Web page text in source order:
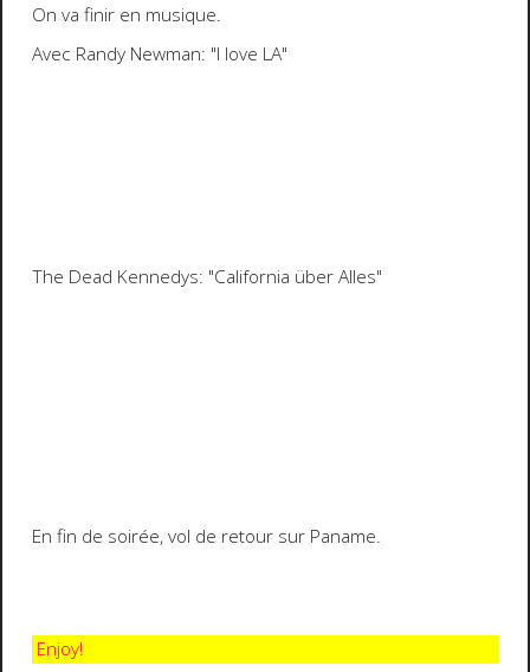
On va finir en musique.
Avec Randy Newman: "I love LA"
The Dead Kennedys: "California über Alles"
En fin de soirée, vol de retour sur Paname.
Enjoy!